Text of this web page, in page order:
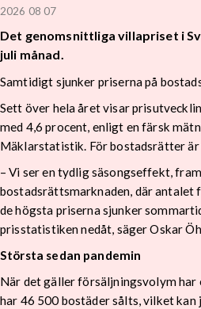
2026 08 07
Det genomsnittliga villapriset i
juli månad.
Samtidigt sjunker priserna på
Sett över hela året visar
med 4,6 procent, enligt en färsk
Mäklarstatistik. För bostadsrätter är
– Vi ser en tydlig säsongseffekt,
bostadsrättsmarknaden, där antalet
de högsta priserna sjunker
prisstatistiken nedåt, säger Oskar
Största sedan pandemin
När det gäller försäljningsvolym har
har 46 500 bostäder sålts, vilket kan